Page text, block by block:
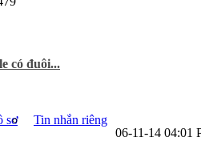
có đuôi...
sơ
Tin nhắn riêng
06-11-14 04:01